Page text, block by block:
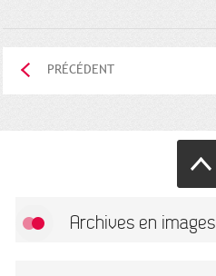
PRÉCÉDENT
Archives en images